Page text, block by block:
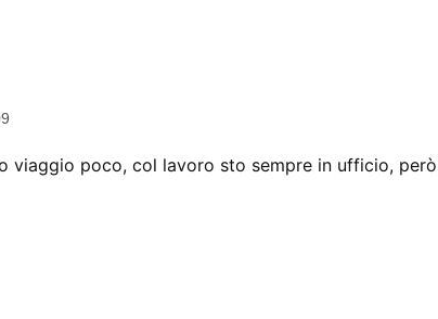
viaggio poco, col lavoro sto sempre in ufficio, però